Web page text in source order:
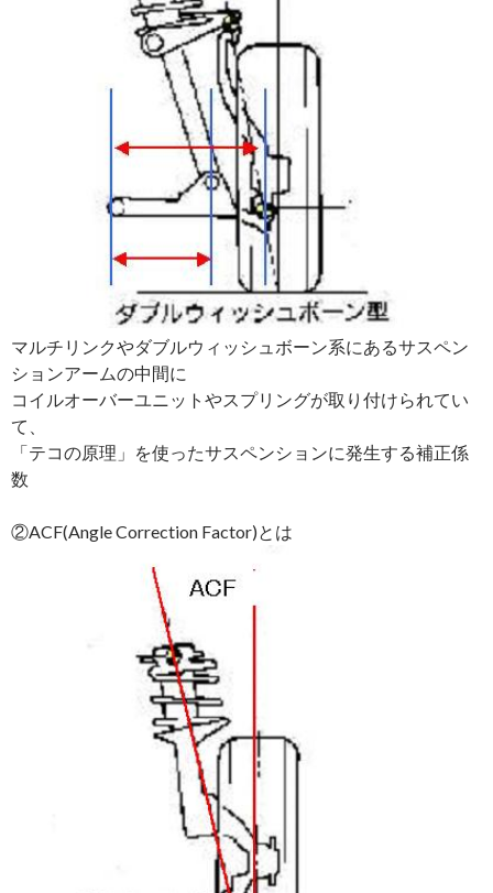
マルチリンクやダブルウィッシュボーン系にあるサスペン
ションアームの中間に
コイルオーバーユニットやスプリングが取り付けられてい
て、
「テコの原理」を使ったサスペンションに発生する補正係
数
②ACF(Angle Correction Factor)とは